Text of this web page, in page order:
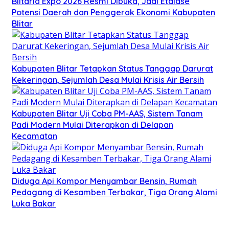
Potensi Daerah dan Penggerak Ekonomi Kabupaten
Blitar
Kabupaten Blitar Tetapkan Status Tanggap Darurat
Kekeringan, Sejumlah Desa Mulai Krisis Air Bersih
Kabupaten Blitar Uji Coba PM-AAS, Sistem Tanam
Padi Modern Mulai Diterapkan di Delapan
Kecamatan
Diduga Api Kompor Menyambar Bensin, Rumah
Pedagang di Kesamben Terbakar, Tiga Orang Alami
Luka Bakar